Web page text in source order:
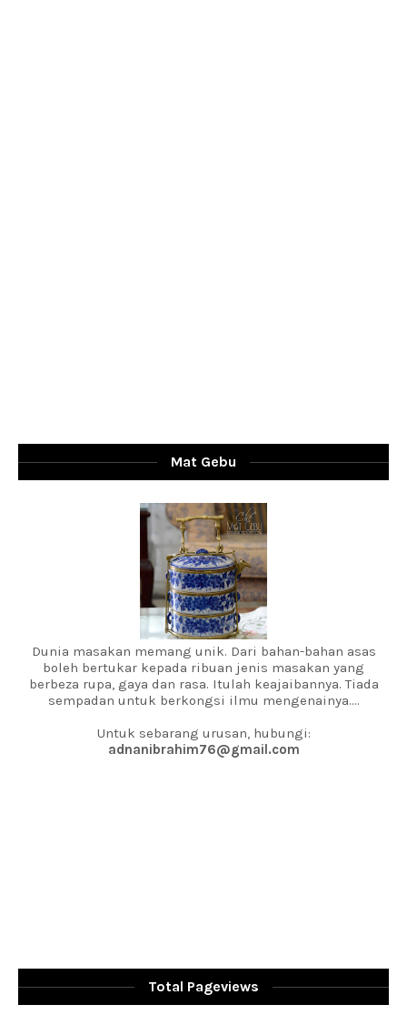
Mat Gebu
Dunia masakan memang unik. Dari bahan-bahan asas
boleh bertukar kepada ribuan jenis masakan yang
berbeza rupa, gaya dan rasa. Itulah keajaibannya. Tiada
sempadan untuk berkongsi ilmu mengenainya....
Untuk sebarang urusan, hubungi:
adnanibrahim76@gmail.com
Total Pageviews